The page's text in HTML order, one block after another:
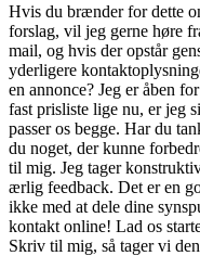
Hvis du brænder for dette
forslag, vil jeg gerne høre
mail, og hvis der opstår
yderligere
en annonce? Jeg er åben
fast prisliste lige nu, er jeg
passer os begge. Har du
du noget, der kunne
til mig. Jeg tager
ærlig feedback. Det er en
ikke med at dele dine
kontakt online! Lad os
Skriv til mig, så tager vi